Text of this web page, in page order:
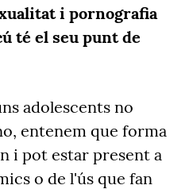
i pornografia
té el seu punt de
adolescents no
entenem que forma
i pot estar present a
o de l'ús que fan